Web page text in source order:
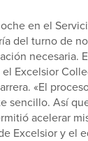
en el
del turno de
necesaria.
Excelsior
«El
sencillo. Así
acelerar
Excelsior y el